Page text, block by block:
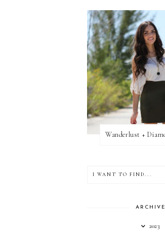
ARCHIVE
2023